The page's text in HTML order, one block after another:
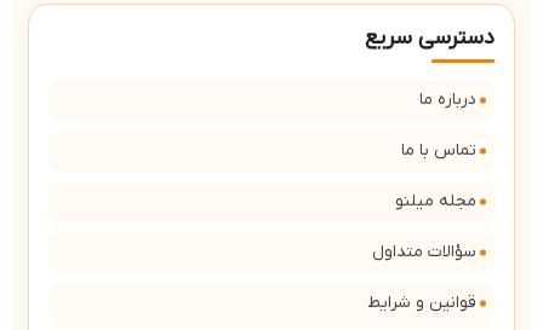
دسترسی سریع
درباره ما
تماس با ما
مجله میلنو
سؤالات متداول
قوانین و شرایط